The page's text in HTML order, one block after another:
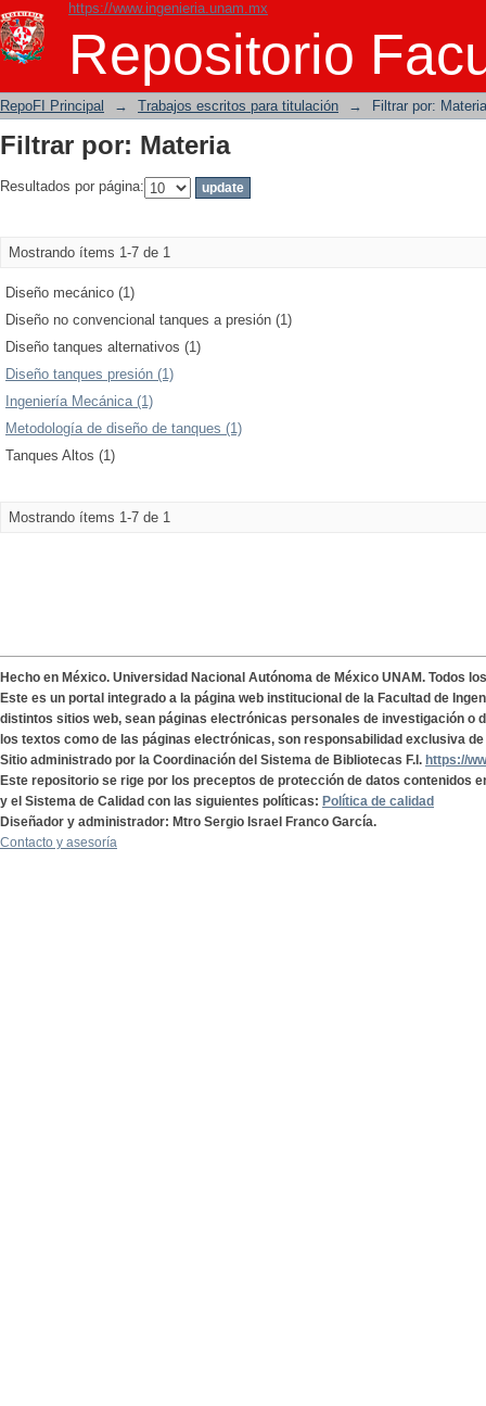
https://www.ingenieria.unam.mx
Repositorio
Filtrar por: Materia
RepoFI Principal → Trabajos escritos para titulación → Filtrar por: Materia
Filtrar por: Materia
Resultados por página:
Mostrando ítems 1-7 de 1
Diseño mecánico (1)
Diseño no convencional tanques a presión (1)
Diseño tanques alternativos (1)
Diseño tanques presión (1)
Ingeniería Mecánica (1)
Metodología de diseño de tanques (1)
Tanques Altos (1)
Mostrando ítems 1-7 de 1
Hecho en México. Universidad Nacional Autónoma de México UNAM. Todos
Este es un portal integrado a la página web institucional de la Facultad de
distintos sitios web, sean páginas electrónicas personales de investigación o
los textos como de las páginas electrónicas, son responsabilidad exclusiva
Sitio administrado por la Coordinación del Sistema de Bibliotecas F.I. https://
Este repositorio se rige por los preceptos de protección de datos contenidos
y el Sistema de Calidad con las siguientes políticas: Política de calidad
Diseñador y administrador: Mtro Sergio Israel Franco García.
Contacto y asesoría